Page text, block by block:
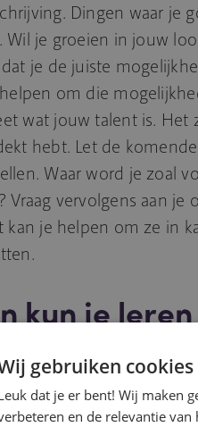
Dingen waar je
Wil je groeien in jouw
je de juiste
om die
wat jouw talent is. Het
hebt. Let de
Waar word je zoal
Vraag vervolgens aan je
kan je helpen om ze in
kun je leren
werkt als een soort
mond-tot-
taken naar je toe
gebruiken cookies
dat je er bent! Wij maken
en de relevantie